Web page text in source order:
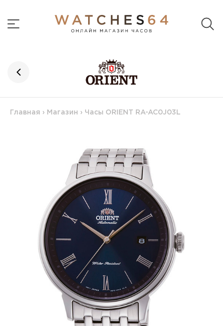
Главная › Магазин › Часы ORIENT RA-AC0J03L